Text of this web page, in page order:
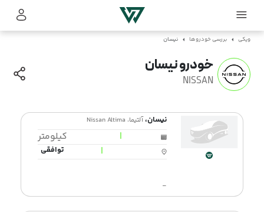
ویکی بررسی خودروها نیسان
خودرو نیسان
NISSAN
نیسان،آلتیما، Nissan Altima
|
کیلومتر
|
توافقی
-